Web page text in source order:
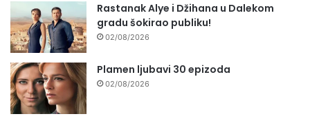
Rastanak Alye i Džihana u Dalekom
gradu šokirao publiku!
02/08/2026
Plamen ljubavi 30 epizoda
02/08/2026